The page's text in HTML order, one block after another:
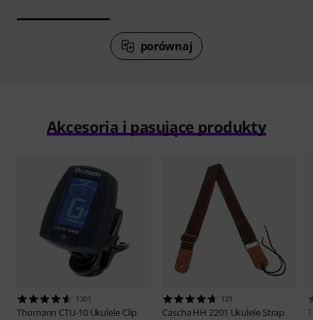
porównaj
Akcesoria i pasujące produkty
1301
Thomann CTU-10 Ukulele Clip
121
Cascha HH 2201 Ukulele Strap